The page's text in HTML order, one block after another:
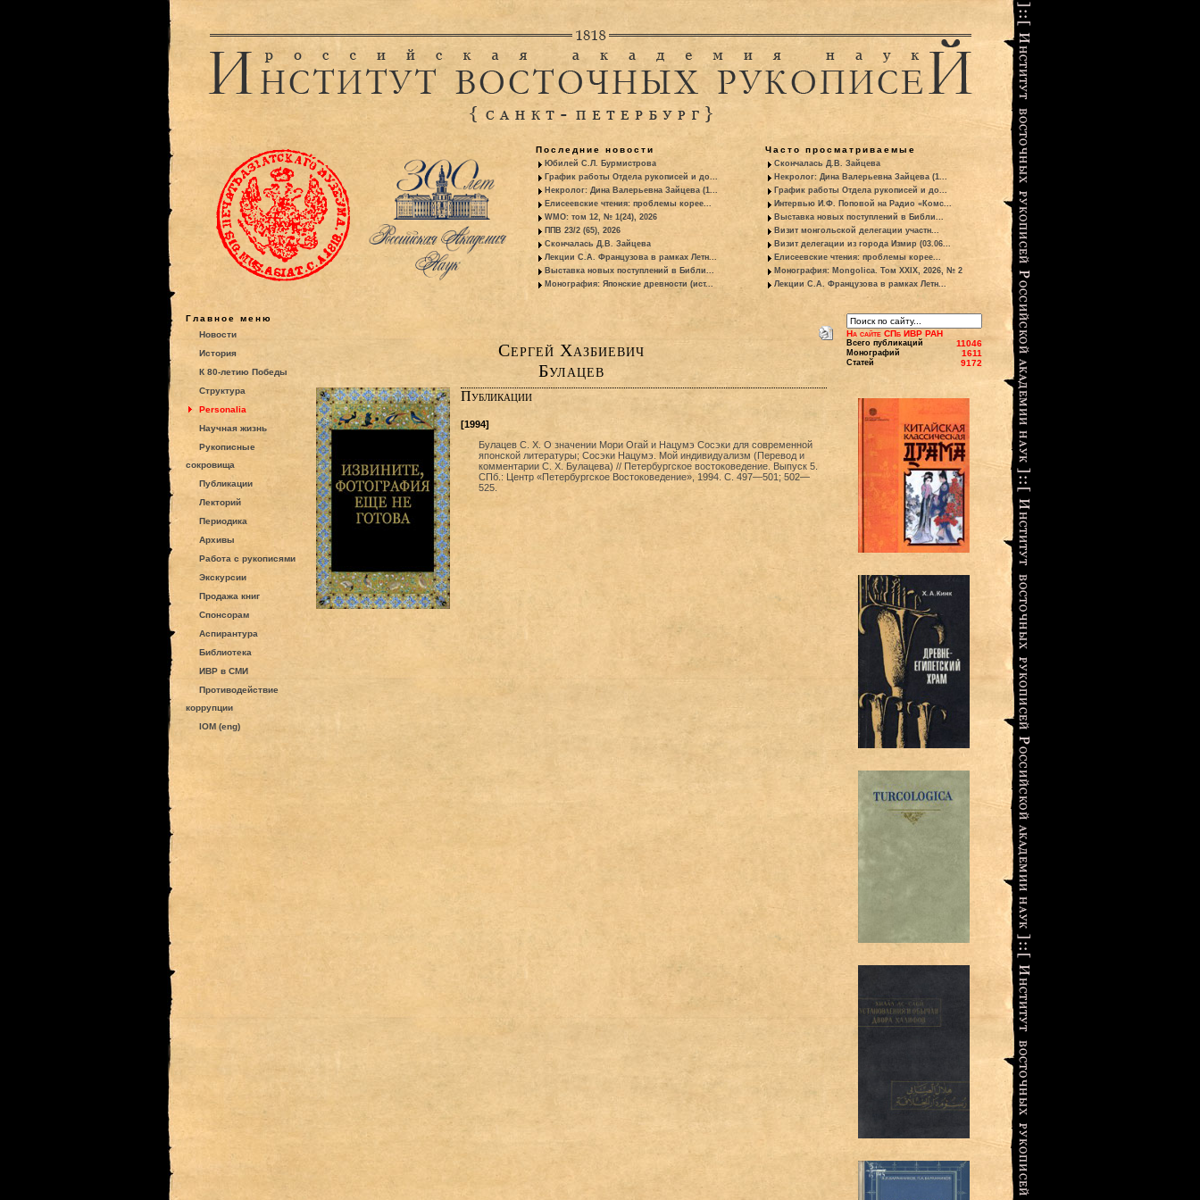
Последние новости
Юбилей С.Л. Бурмистрова
График работы Отдела рукописей и до...
Некролог: Дина Валерьевна Зайцева (1...
Елисеевские чтения: проблемы корее...
WMO: том 12, № 1(24), 2026
ППВ 23/2 (65), 2026
Скончалась Д.В. Зайцева
Лекции С.А. Французова в рамках Летн...
Выставка новых поступлений в Библи...
Монография: Японские древности (ист...
Часто просматриваемые
Скончалась Д.В. Зайцева
Некролог: Дина Валерьевна Зайцева (1...
График работы Отдела рукописей и до...
Интервью И.Ф. Поповой на Радио «Комс...
Выставка новых поступлений в Библи...
Визит монгольской делегации участн...
Визит делегации из города Измир (03.06...
Елисеевские чтения: проблемы корее...
Монография: Mongolica. Том XXIX, 2026, № 2
Лекции С.А. Французова в рамках Летн...
Главное меню
Новости
История
К 80-летию Победы
Структура
Personalia
Научная жизнь
Рукописные
сокровища
Публикации
Лекторий
Периодика
Архивы
Работа с рукописями
Экскурсии
Продажа книг
Спонсорам
Аспирантура
Библиотека
ИВР в СМИ
Противодействие
коррупции
IOM (eng)
Сергей Хазбиевич
Булацев
Публикации
[1994]
Булацев С. Х. О значении Мори Огай и Нацумэ Сосэки для современной
японской литературы; Сосэки Нацумэ. Мой индивидуализм (Перевод и
комментарии С. X. Булацева) // Петербургское востоковедение. Выпуск 5.
СПб.: Центр «Петербургское Востоковедение», 1994. С. 497—501; 502—
525.
На сайте СПб ИВР РАН
Всего публикаций 11046
Монографий 1611
Статей 9172